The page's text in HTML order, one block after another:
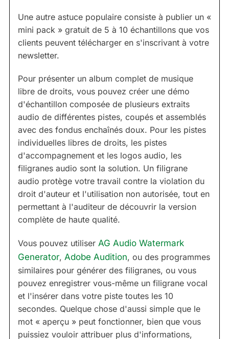
Une autre astuce populaire consiste à publier un «
mini pack » gratuit de 5 à 10 échantillons que vos
clients peuvent télécharger en s'inscrivant à votre
newsletter.
Pour présenter un album complet de musique
libre de droits, vous pouvez créer une démo
d'échantillon composée de plusieurs extraits
audio de différentes pistes, coupés et assemblés
avec des fondus enchaînés doux. Pour les pistes
individuelles libres de droits, les pistes
d'accompagnement et les logos audio, les
filigranes audio sont la solution. Un filigrane
audio protège votre travail contre la violation du
droit d'auteur et l'utilisation non autorisée, tout en
permettant à l'auditeur de découvrir la version
complète de haute qualité.
Vous pouvez utiliser AG Audio Watermark
Generator, Adobe Audition, ou des programmes
similaires pour générer des filigranes, ou vous
pouvez enregistrer vous-même un filigrane vocal
et l'insérer dans votre piste toutes les 10
secondes. Quelque chose d'aussi simple que le
mot « aperçu » peut fonctionner, bien que vous
puissiez vouloir attribuer plus d'informations,